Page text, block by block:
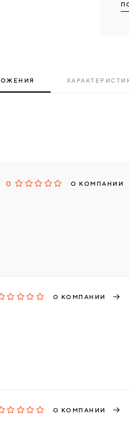
0 О КОМПАНИИ
О КОМПАНИИ
О КОМПАНИИ